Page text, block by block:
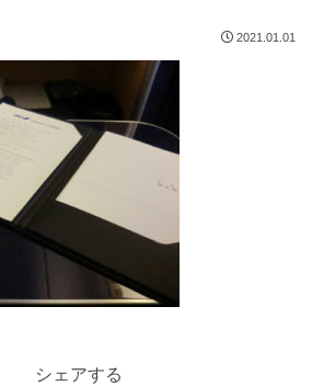
2021.01.01
シェアする